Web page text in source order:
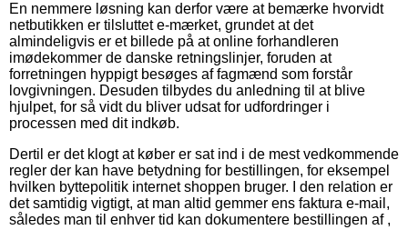
En nemmere løsning kan derfor være at bemærke hvorvidt
netbutikken er tilsluttet e-mærket, grundet at det
almindeligvis er et billede på at online forhandleren
imødekommer de danske retningslinjer, foruden at
forretningen hyppigt besøges af fagmænd som forstår
lovgivningen. Desuden tilbydes du anledning til at blive
hjulpet, for så vidt du bliver udsat for udfordringer i
processen med dit indkøb.
Dertil er det klogt at køber er sat ind i de mest vedkommende
regler der kan have betydning for bestillingen, for eksempel
hvilken byttepolitik internet shoppen bruger. I den relation er
det samtidig vigtigt, at man altid gemmer ens faktura e-mail,
således man til enhver tid kan dokumentere bestillingen af ,